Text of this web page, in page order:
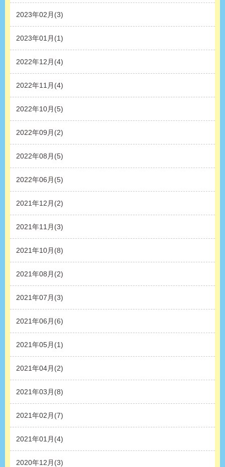
2023年02月(3)
2023年01月(1)
2022年12月(4)
2022年11月(4)
2022年10月(5)
2022年09月(2)
2022年08月(5)
2022年06月(5)
2021年12月(2)
2021年11月(3)
2021年10月(8)
2021年08月(2)
2021年07月(3)
2021年06月(6)
2021年05月(1)
2021年04月(2)
2021年03月(8)
2021年02月(7)
2021年01月(4)
2020年12月(3)